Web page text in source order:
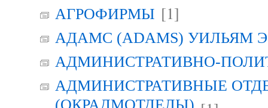
АГРОФИРМЫ [1]
АДАМС (ADAMS) УИЛЬЯМ
АДМИНИСТРАТИВНО-
АДМИНИСТРАТИВНЫЕ